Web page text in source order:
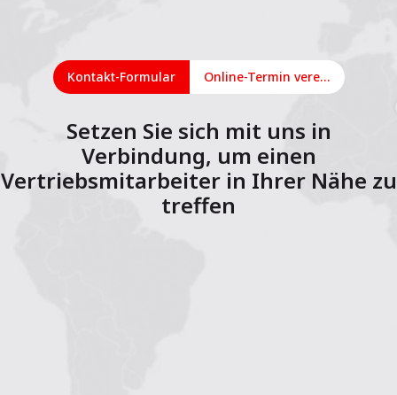
Kontakt-Formular Online-Termin vereinbaren
Setzen Sie sich mit uns in
Verbindung, um einen
Vertriebsmitarbeiter in Ihrer Nähe zu
treffen